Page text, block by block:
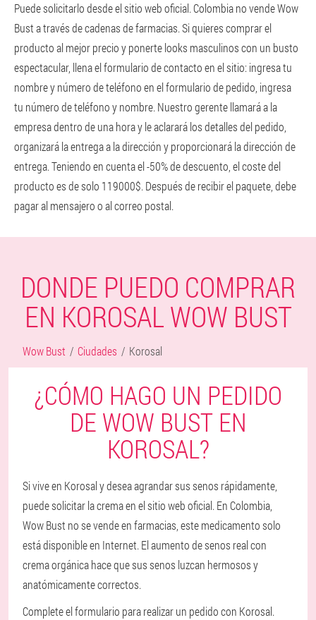
Puede solicitarlo desde el sitio web oficial. Colombia no vende Wow
Bust a través de cadenas de farmacias. Si quieres comprar el
producto al mejor precio y ponerte looks masculinos con un busto
espectacular, llena el formulario de contacto en el sitio: ingresa tu
nombre y número de teléfono en el formulario de pedido, ingresa
tu número de teléfono y nombre. Nuestro gerente llamará a la
empresa dentro de una hora y le aclarará los detalles del pedido,
organizará la entrega a la dirección y proporcionará la dirección de
entrega. Teniendo en cuenta el -50% de descuento, el coste del
producto es de solo 119000$. Después de recibir el paquete, debe
pagar al mensajero o al correo postal.
DONDE PUEDO COMPRAR
EN KOROSAL WOW BUST
Wow Bust Ciudades Korosal
¿CÓMO HAGO UN PEDIDO
DE WOW BUST EN
KOROSAL?
Si vive en Korosal y desea agrandar sus senos rápidamente,
puede solicitar la crema en el sitio web oficial. En Colombia,
Wow Bust no se vende en farmacias, este medicamento solo
está disponible en Internet. El aumento de senos real con
crema orgánica hace que sus senos luzcan hermosos y
anatómicamente correctos.
Complete el formulario para realizar un pedido con Korosal.